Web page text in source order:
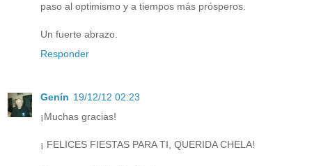
paso al optimismo y a tiempos más prósperos.
Un fuerte abrazo.
Responder
Genín 19/12/12 02:23
¡Muchas gracias!
¡ FELICES FIESTAS PARA TI, QUERIDA CHELA!